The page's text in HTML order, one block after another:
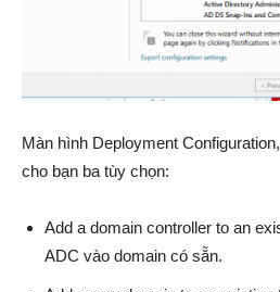
Màn hình Deployment
cho bạn ba tùy chọn:
Add a domain controller to an
ADC vào domain có sẵn.